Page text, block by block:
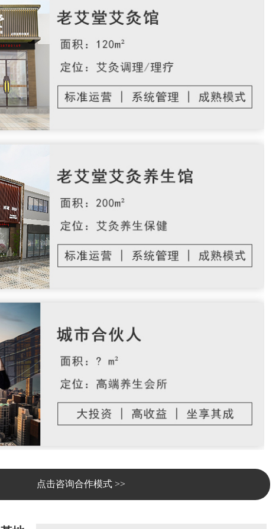
点击咨询合作模式 >>